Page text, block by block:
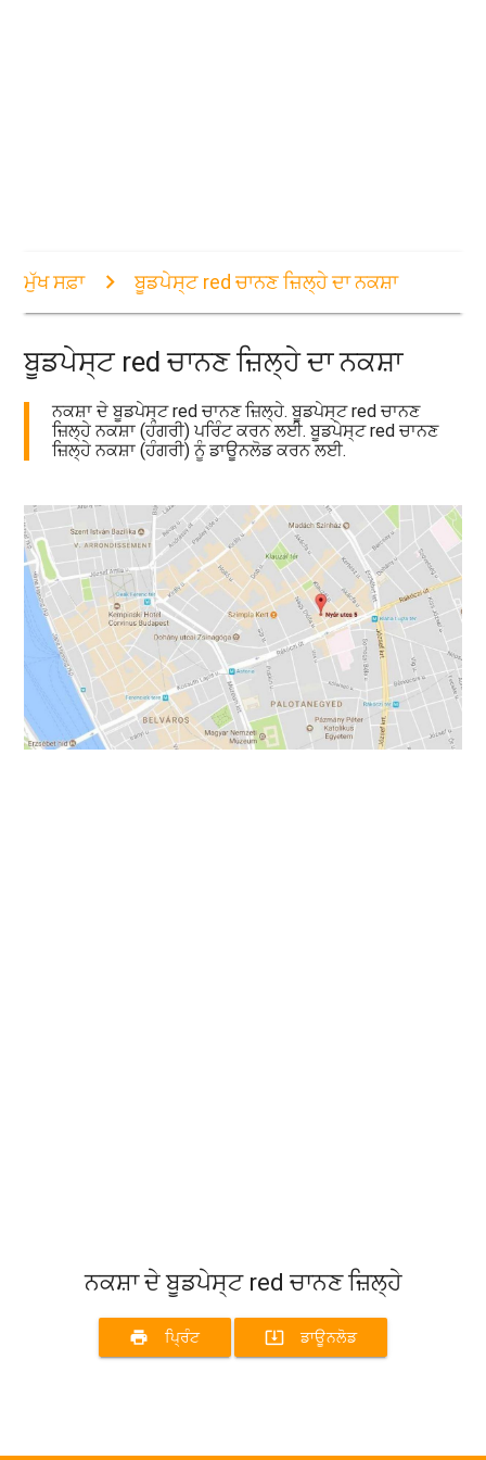
ਮੁੱਖ ਸਫ਼ਾ ਬੂਡਪੇਸ੍ਟ red ਚਾਨਣ ਜ਼ਿਲ੍ਹੇ ਦਾ ਨਕਸ਼ਾ
ਬੂਡਪੇਸ੍ਟ red ਚਾਨਣ ਜ਼ਿਲ੍ਹੇ ਦਾ ਨਕਸ਼ਾ
ਨਕਸ਼ਾ ਦੇ ਬੂਡਪੇਸ੍ਟ red ਚਾਨਣ ਜ਼ਿਲ੍ਹੇ. ਬੂਡਪੇਸ੍ਟ red ਚਾਨਣ
ਜ਼ਿਲ੍ਹੇ ਨਕਸ਼ਾ (ਹੰਗਰੀ) ਪਰਿੰਟ ਕਰਨ ਲਈ. ਬੂਡਪੇਸ੍ਟ red ਚਾਨਣ
ਜ਼ਿਲ੍ਹੇ ਨਕਸ਼ਾ (ਹੰਗਰੀ) ਨੂੰ ਡਾਊਨਲੋਡ ਕਰਨ ਲਈ.
ਨਕਸ਼ਾ ਦੇ ਬੂਡਪੇਸ੍ਟ red ਚਾਨਣ ਜ਼ਿਲ੍ਹੇ
print ਪ੍ਰਿੰਟ system_update_alt ਡਾਊਨਲੋਡ